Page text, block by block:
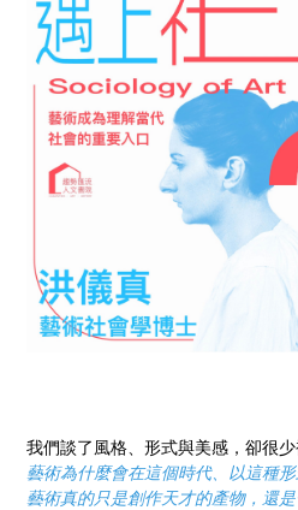
我們談了風格、形式與美感，卻很少
藝術為什麼會在這個時代、以這種
藝術真的只是創作天才的產物，還